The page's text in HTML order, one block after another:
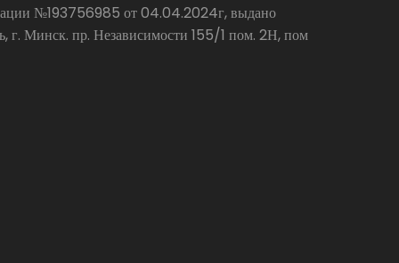
№193756985 от 04.04.2024г, выдано
г. Минск. пр. Независимости 155/1 пом. 2Н, пом